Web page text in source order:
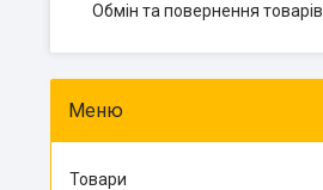
Обмін та повернення товарів
Товари